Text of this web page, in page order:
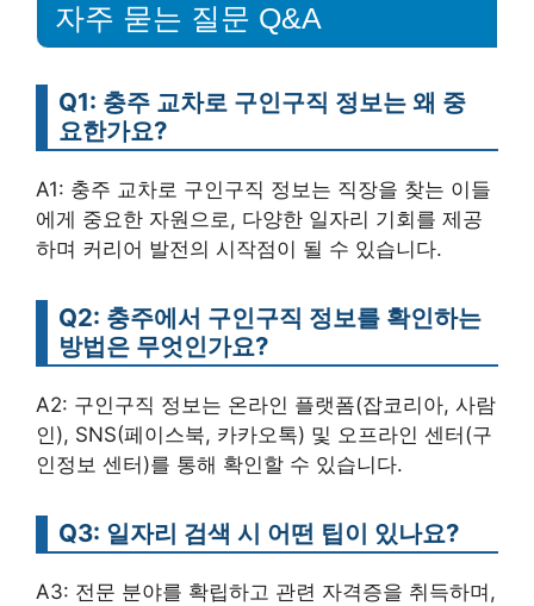
자주 묻는 질문 Q&A
Q1: 충주 교차로 구인구직 정보는 왜 중
요한가요?
A1: 충주 교차로 구인구직 정보는 직장을 찾는 이들
에게 중요한 자원으로, 다양한 일자리 기회를 제공
하며 커리어 발전의 시작점이 될 수 있습니다.
Q2: 충주에서 구인구직 정보를 확인하는
방법은 무엇인가요?
A2: 구인구직 정보는 온라인 플랫폼(잡코리아, 사람
인), SNS(페이스북, 카카오톡) 및 오프라인 센터(구
인정보 센터)를 통해 확인할 수 있습니다.
Q3: 일자리 검색 시 어떤 팁이 있나요?
A3: 전문 분야를 확립하고 관련 자격증을 취득하며,